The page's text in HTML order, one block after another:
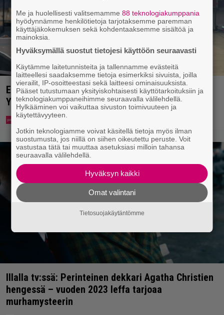
Eppu Normaalin viimeinen konsertti esitetään
Ylellä
Illalla tv:ssä: Perinteinen dekkari Agatha Christien
hengessä – vuoden 2023 leffa tarjoaa
murhamysteerin
Me ja huolellisesti valitsemamme88 teknologiakumppania
hyödynnämme henkilötietoja tarjotaksemme paremman
käyttäjäkokemuksen sekä kohdentaaksemme sisältöä ja
mainoksia.
Hyväksymällä suostut tietojesi käyttöön seuraavasti
Käytämme laitetunnisteita ja tallennamme evästeitä
laitteellesi saadaksemme tietoja esimerkiksi sivuista, joilla
vierailit, IP-osoitteestasi sekä laitteesi ominaisuuksista.
Pääset tutustumaan yksityiskohtaisesti käyttötarkoituksiin ja
teknologiakumppaneihimme seuraavalla välilehdellä.
Hylkääminen voi vaikuttaa sivuston toimivuuteen ja
käytettävyyteen.
Jotkin teknologiamme voivat käsitellä tietoja myös ilman
suostumusta, jos niillä on siihen oikeutettu peruste. Voit
vastustaa tätä tai muuttaa asetuksiasi milloin tahansa
seuraavalla välilehdellä.
Hyväksyn kaikki
Omat valintani
Tietosuojakäytäntömme